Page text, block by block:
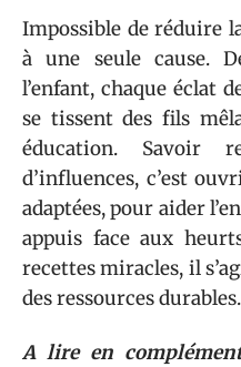
Impossible de réduire
à une seule cause.
l’enfant, chaque éclat
se tissent des fils
éducation. Savoir
d’influences, c’est
adaptées, pour aider
appuis face aux
recettes miracles, il
des ressources durables.
A lire en